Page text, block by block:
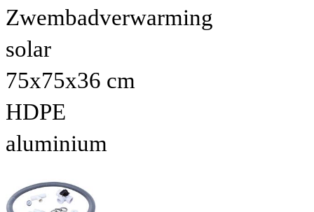
Zwembadverwarming
solar
75x75x36 cm
HDPE
aluminium